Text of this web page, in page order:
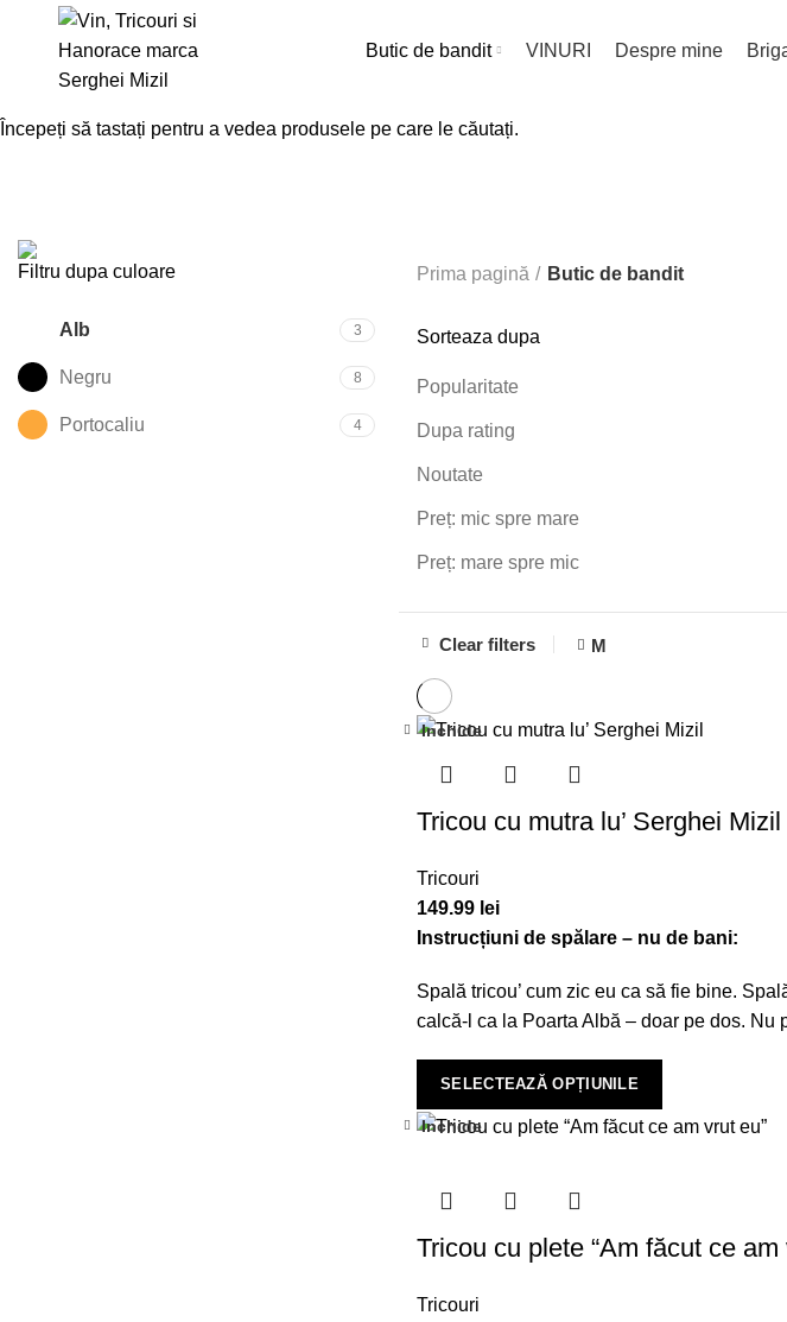
Butic de bandit VINURI Despre mine
Filtru dupa culoare
Alb 3
Negru 8
Portocaliu 4
Prima pagină Butic de bandit
Sorteaza dupa
Popularitate
Dupa rating
Noutate
Preț: mic spre mare
Preț: mare spre mic
Clear filters M
Inchide
Tricou cu mutra lu’ Serghei Mizil
Tricouri
149.99 lei
Instrucțiuni de spălare – nu de bani:
Spală tricou’ cum zic eu ca să fie bine.
calcă-l ca la Poarta Albă – doar pe dos. Nu
SELECTEAZĂ OPȚIUNILE
Inchide
Tricou cu plete “Am făcut ce am
Tricouri
Începeți să tastați pentru a vedea produsele pe care le căutați.